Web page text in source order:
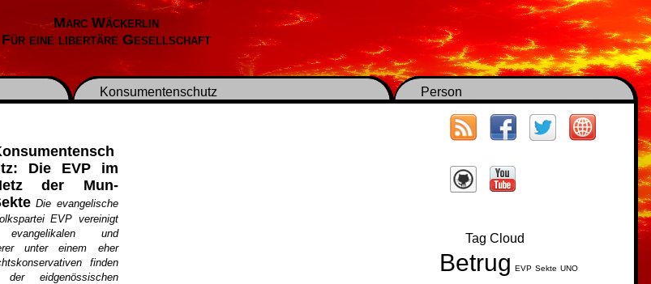
Marc Wäckerlin
Für eine libertäre Gesellschaft
Konsumentenschutz Person
Tag Cloud
Betrug EVP Sekte UNO
Die EVP im
der Mun-
Die evangelische
EVP vereinigt
und
unter einem eher
finden
eidgenössischen